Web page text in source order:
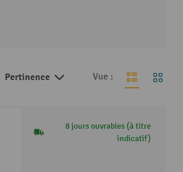
Pertinence Vue :
8 jours ouvrables (à titre
indicatif)